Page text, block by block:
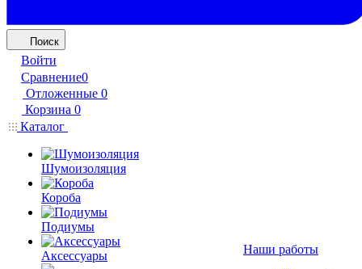
Поиск
Войти
Сравнение0
Отложенные 0
Корзина 0
Каталог
Шумоизоляция
Короба
Подиумы
Аксессуары
Наши работы